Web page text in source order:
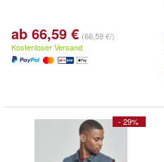
ab 66,59 € (66,59 €/)
Kostenloser Versand
- 29%